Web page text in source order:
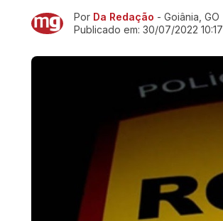
Ir direto pra matéria
Por Da Redação - Goiânia, GO
Publicado em: 30/07/2022 10:17